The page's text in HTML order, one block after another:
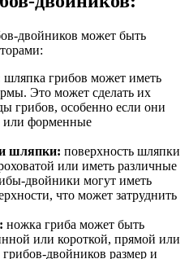
двойников может быть
шляпка грибов может иметь
Это может сделать их
грибов, особенно если они
или форменные
шляпки: поверхность шляпки
или иметь различные
двойники могут иметь
что может затруднить
ножка гриба может быть
или короткой, прямой или
двойников размер и